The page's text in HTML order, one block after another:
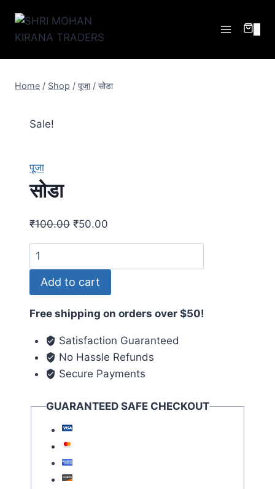
Home / Shop / पूजा / सोडा
Sale!
पूजा
सोडा
₹100.00 ₹50.00
Add to cart
Free shipping on orders over $50!
Satisfaction Guaranteed
No Hassle Refunds
Secure Payments
GUARANTEED SAFE CHECKOUT